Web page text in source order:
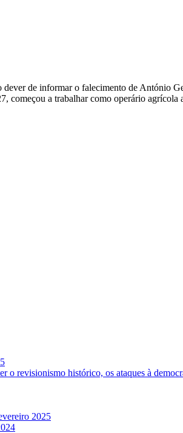
de informar o falecimento de António
começou a trabalhar como operário agrícola
o revisionismo histórico, os ataques à
2025